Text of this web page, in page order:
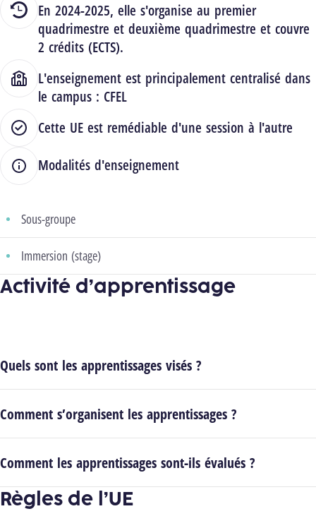
En 2024-2025, elle s'organise au premier
quadrimestre et deuxième quadrimestre et couvre
2 crédits (ECTS).
L'enseignement est principalement centralisé dans
le campus : CFEL
Cette UE est remédiable d'une session à l'autre
Modalités d'enseignement
Sous-groupe
Immersion (stage)
Activité d’apprentissage
Quels sont les apprentissages visés ?
Comment s’organisent les apprentissages ?
Comment les apprentissages sont-ils évalués ?
Règles de l’UE